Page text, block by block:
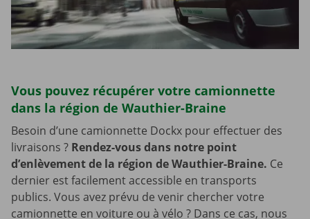
Vous pouvez récupérer votre camionnette
dans la région de Wauthier-Braine
Besoin d’une camionnette Dockx pour effectuer des
livraisons ? Rendez-vous dans notre point
d’enlèvement de la région de Wauthier-Braine. Ce
dernier est facilement accessible en transports
publics. Vous avez prévu de venir chercher votre
camionnette en voiture ou à vélo ? Dans ce cas, nous